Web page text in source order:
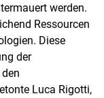
werden.
Ressourcen
Diese
der
Luca Rigotti,